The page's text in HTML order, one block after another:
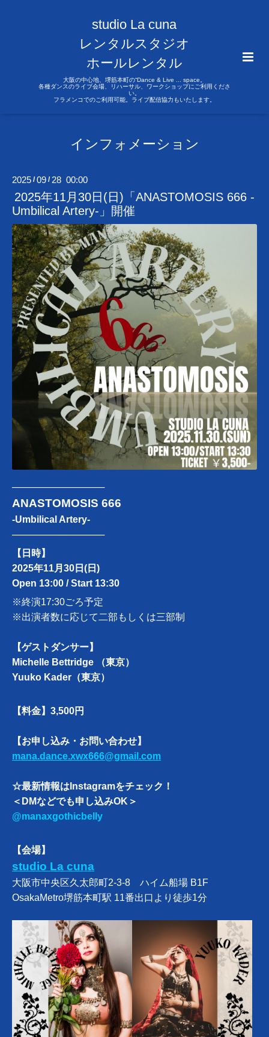
studio La cuna
レンタルスタジオ
ホールレンタル
大阪の中心地、堺筋本町の“Dance & Live ... space。
各種ダンスのライブ会場、リハーサル、ワークショップにご利用くださ
い。
フラメンコでのご利用可能。ライブ配信協力もいたします。
インフォメーション
2025 /09 / 28 00:00
2025年11月30日(日)「ANASTOMOSIS 666 -
Umbilical Artery-」開催
──────────────
ANASTOMOSIS 666
-Umbilical Artery-
──────────────
【日時】
2025年11月30日(日)
Open 13:00 / Start 13:30
※終演17:30ごろ予定
※出演者数に応じて二部もしくは三部制
【ゲストダンサー】
Michelle Bettridge （東京）
Yuuko Kader（東京）
【料金】3,500円
【お申し込み・お問い合わせ】
mana.dance.xwx666@gmail.com
☆最新情報はInstagramをチェック！
＜DMなどでも申し込みOK＞
@manaxgothicbelly
【会場】
studio La cuna
大阪市中央区久太郎町2-3-8 ハイム船場 B1F
OsakaMetro堺筋本町駅 11番出口より徒歩1分